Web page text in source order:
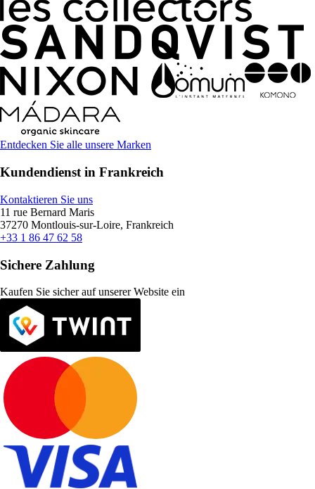
Entdecken Sie alle unsere Marken
Kundendienst in Frankreich
Kontaktieren Sie uns
11 rue Bernard Maris
37270 Montlouis-sur-Loire, Frankreich
+33 1 86 47 62 58
Sichere Zahlung
Kaufen Sie sicher auf unserer Website ein